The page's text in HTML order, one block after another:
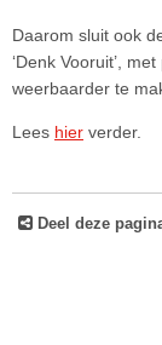
Daarom sluit ook
‘Denk Vooruit’,
weerbaarder te
Lees hier verder.
Deel deze